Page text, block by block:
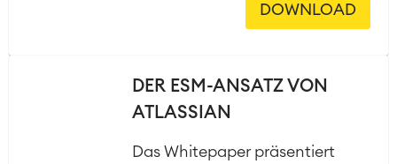
DOWNLOAD
DER ESM-ANSATZ VON
ATLASSIAN
Das Whitepaper präsentiert